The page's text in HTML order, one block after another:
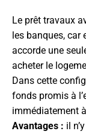
Le prêt travaux
les banques, car
accorde une
acheter le
Dans cette
fonds promis à
immédiatement
Avantages : il